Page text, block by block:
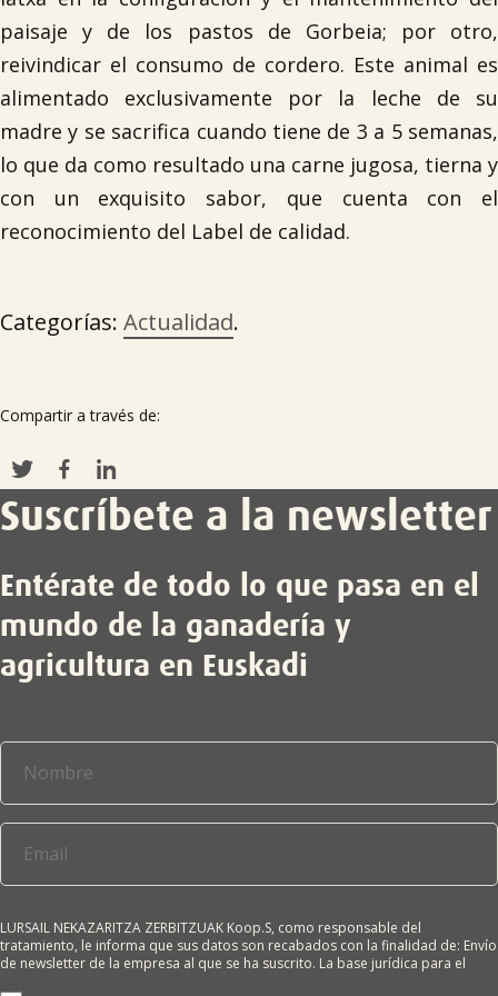
paisaje y de los pastos de Gorbeia; por otro,
reivindicar el consumo de cordero. Este animal es
alimentado exclusivamente por la leche de su
madre y se sacrifica cuando tiene de 3 a 5 semanas,
lo que da como resultado una carne jugosa, tierna y
con un exquisito sabor, que cuenta con el
reconocimiento del Label de calidad.
Categorías: Actualidad.
Compartir a través de:
Suscríbete a la newsletter
Entérate de todo lo que pasa en el
mundo de la ganadería y
agricultura en Euskadi
LURSAIL NEKAZARITZA ZERBITZUAK Koop.S, como responsable del
tratamiento, le informa que sus datos son recabados con la finalidad de: Envío
de newsletter de la empresa al que se ha suscrito. La base jurídica para el